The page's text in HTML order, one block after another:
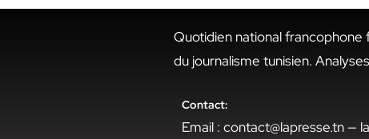
Quotidien national francophone
du journalisme tunisien.
Contact:
Email : contact@lapresse.tn —